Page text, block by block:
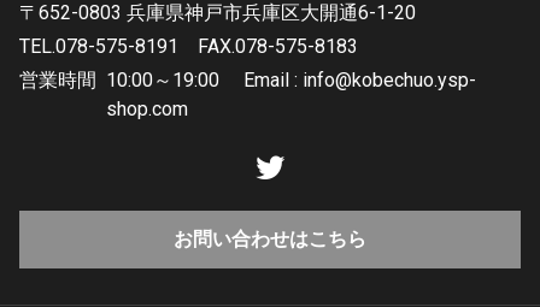
〒652-0803 兵庫県神戸市兵庫区大開通6-1-20
TEL.078-575-8191
FAX.078-575-8183
営業時間 10:00～19:00 Email : info@kobechuo.ysp-
shop.com
お問い合わせはこちら